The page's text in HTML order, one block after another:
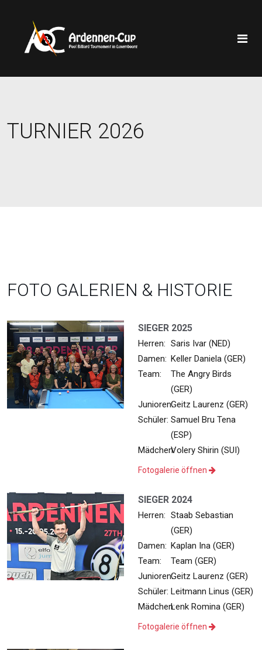
TURNIER 2026
FOTO GALERIEN & HISTORIE
SIEGER 2025
Herren: Saris Ivar (NED)
Damen: Keller Daniela (GER)
Team:
The Angry Birds
(GER)
Junioren:Geitz Laurenz (GER)
Schüler: Samuel Bru Tena
(ESP)
Mädchen:Volery Shirin (SUI)
Fotogalerie öffnen
SIEGER 2024
Herren: Staab Sebastian
(GER)
Damen: Kaplan Ina (GER)
Team:
Team (GER)
Junioren:Geitz Laurenz (GER)
Schüler: Leitmann Linus (GER)
Mädchen:Lenk Romina (GER)
Fotogalerie öffnen